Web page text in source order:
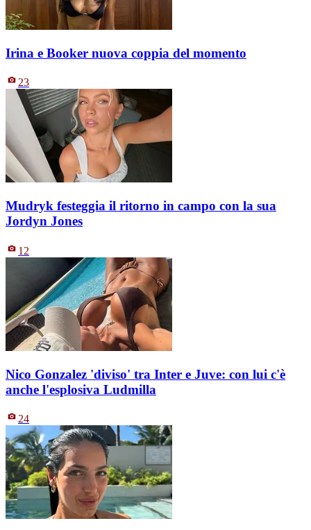
Irina e Booker nuova coppia del momento
23
Mudryk festeggia il ritorno in campo con la sua
Jordyn Jones
12
Nico Gonzalez 'diviso' tra Inter e Juve: con lui c'è
anche l'esplosiva Ludmilla
24